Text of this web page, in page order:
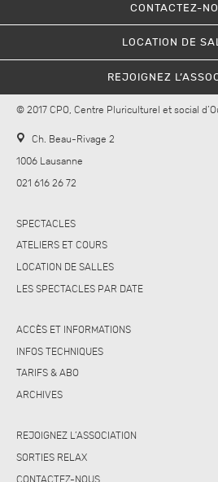
CONTACTEZ-
LOCATION DE
REJOIGNEZ
© 2017 CPO, Centre Pluriculturel et social
Ch. Beau-Rivage 2
1006 Lausanne
021 616 26 72
SPECTACLES
ATELIERS ET COURS
LOCATION DE SALLES
LES SPECTACLES PAR DATE
ACCÈS ET INFORMATIONS
INFOS TECHNIQUES
TARIFS & ABO
ARCHIVES
REJOIGNEZ L’ASSOCIATION
SORTIES RELAX
CONTACTEZ-NOUS